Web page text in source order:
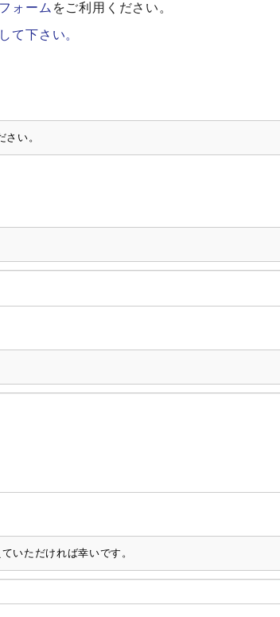
ォーム をご利用ください。
て下さい。
い。
いただければ幸いです。